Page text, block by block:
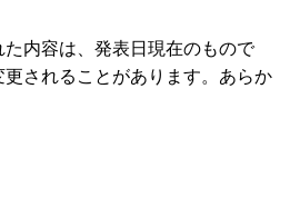
内容は、発表日現在のもので
されることがあります。あらか